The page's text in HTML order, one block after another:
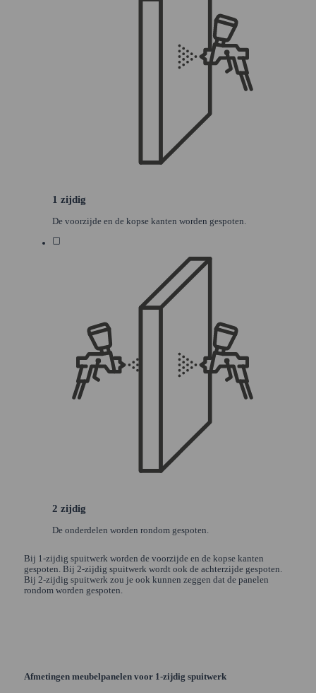
1 zijdig
De voorzijde en de kopse kanten worden gespoten.
2 zijdig
De onderdelen worden rondom gespoten.
Bij 1-zijdig spuitwerk worden de voorzijde en de kopse kanten
gespoten. Bij 2-zijdig spuitwerk wordt ook de achterzijde gespoten.
Bij 2-zijdig spuitwerk zou je ook kunnen zeggen dat de panelen
rondom worden gespoten.
Afmetingen meubelpanelen voor 1-zijdig spuitwerk